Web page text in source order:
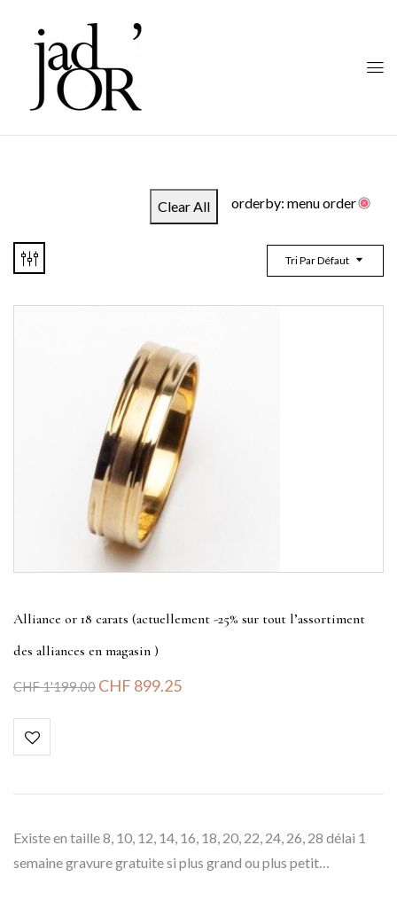
Clear All orderby: menu order
Tri Par Défaut
Alliance or 18 carats (actuellement -25% sur tout l’assortiment
des alliances en magasin )
CHF1'199.00 CHF 899.25
Existe en taille 8, 10, 12, 14, 16, 18, 20, 22, 24, 26, 28 délai 1
semaine gravure gratuite si plus grand ou plus petit…